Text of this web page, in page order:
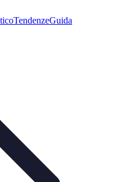
TendenzeGuida